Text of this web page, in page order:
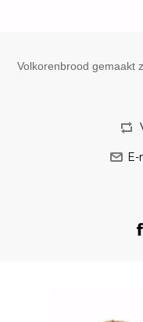
Volkorenbrood gemaakt